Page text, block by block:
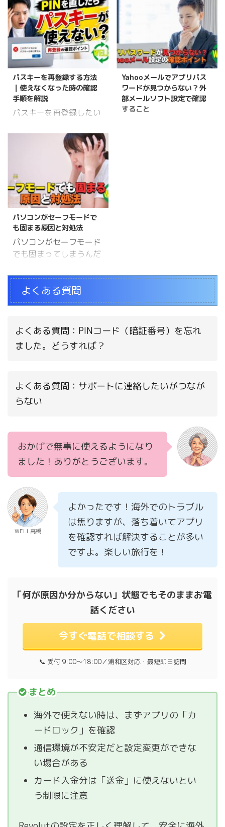
パスキーを再登録する方法
｜使えなくなった時の確認
手順を解説
パスキーを再登録したい
んだ？ご主人 WELL高橋
パスキーの再登録は、設
定画面から順番に進めれ
ば対応できます。手順を
整理してご説明します
ね。 この記事でわかるこ
と パスキー再登録が必要
になる状況 再登録の具体
的な手順 再登録時に気を
つけるポイント パスキー
再登録が必要になる症状
うまくいかないとき、再
登録が必要になることが
あります。 よくある症状
ている場合は、パスキー
の再登録で解決できる可
Yahooメールでアプリパス
ワードが見つからない？外
部メールソフト設定で確認
すること
す。 Yahooメールをメー
したら、アプリパスワー
どこで発行すればいいの
パソコンがセーフモードで
も固まる原因と対処法
パソコンがセーフモード
でも固まってしまうんだ
主人 WELL高橋セーフモ
ードでもフリーズする場
合は、ソフトウェアだけ
題も考えられます。順番
う。 パソコンがセーフモ
のが難しく感じます。 通
常、セーフモードは最小
するため、ソフトウェア
の影響を切り分けるため
に使われます。それでも
側の状態なども含めて確
認が必要です。 ...
よくある質問
よくある質問：PINコード（暗証番号）を忘れ
ました。どうすれば？
よくある質問：サポートに連絡したいがつなが
らない
おかげで無事に使えるようになり
ました！ありがとうございます。
WELL高橋
よかったです！海外でのトラブル
は焦りますが、落ち着いてアプリ
を確認すれば解決することが多い
ですよ。楽しい旅行を！
「何が原因か分からない」状態でもそのままお電
話ください
今すぐ電話で相談する
📞 受付 9:00〜18:00／浦和区対応・最短即日訪問
まとめ
海外で使えない時は、まずアプリの「カ
ードロック」を確認
通信環境が不安定だと設定変更ができな
い場合がある
カード入金分は「送金」に使えないとい
う制限に注意